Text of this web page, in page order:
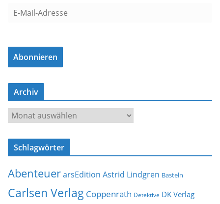
a
l
-
d
s
e
Abonnieren
Archiv
r
c
v
Schlagwörter
AbenteuerarsEdition Astrid Lindgren Basteln
Carlsen Verlag Coppenrath Detektive DK Verlag